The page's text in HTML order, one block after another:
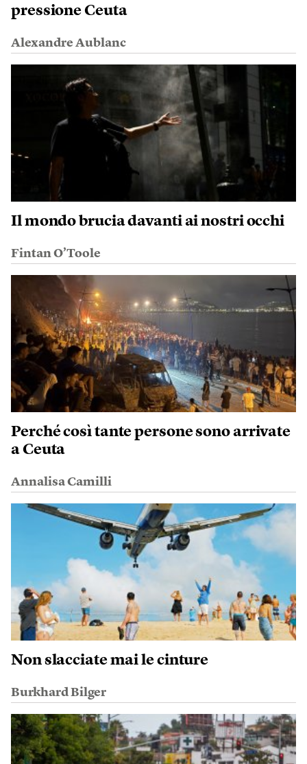
pressione Ceuta
Alexandre Aublanc
Il mondo brucia davanti ai nostri occhi
Fintan O’Toole
Perché così tante persone sono arrivate
a Ceuta
Annalisa Camilli
Non slacciate mai le cinture
Burkhard Bilger